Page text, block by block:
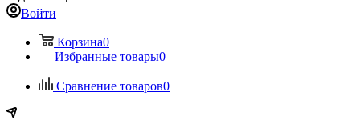
Войти
Корзина0
Избранные товары0
Сравнение товаров0